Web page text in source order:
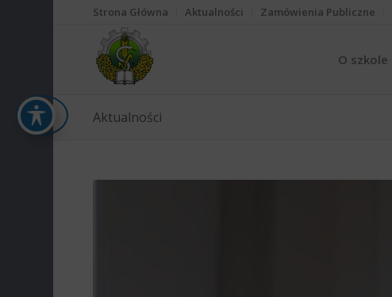
Strona Główna Aktualności Zamówienia Publiczne
O szkole
Aktualności